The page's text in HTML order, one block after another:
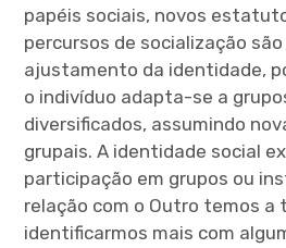
papéis sociais, novos
percursos de socialização
ajustamento da identidade,
o indivíduo adapta-se a
diversificados, assumindo
grupais. A identidade social
participação em grupos ou
relação com o Outro temos a
identificarmos mais com